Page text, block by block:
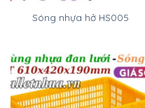
Sóng nhựa hở HS005